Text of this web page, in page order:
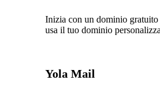
Inizia con un dominio
usa il tuo dominio
Yola Mail